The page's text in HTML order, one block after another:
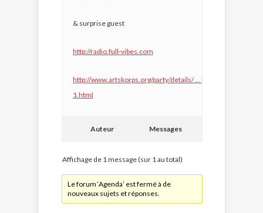
& surprise guest
http://radio.full-vibes.com
http://www.artskorps.org/party/details/ … bes-
1.html
Auteur Messages
Affichage de 1 message (sur 1 au total)
Le forum ‘Agenda’ est fermé à de
nouveaux sujets et réponses.